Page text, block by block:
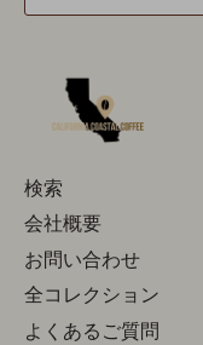
検索
会社概要
お問い合わせ
全コレクション
よくあるご質問